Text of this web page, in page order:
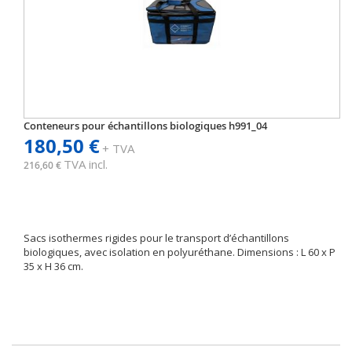
Conteneurs pour échantillons biologiques h991_04
180,50 €+ TVA
216,60 € TVA incl.
Sacs isothermes rigides pour le transport d’échantillons
biologiques, avec isolation en polyuréthane. Dimensions : L 60 x P
35 x H 36 cm.